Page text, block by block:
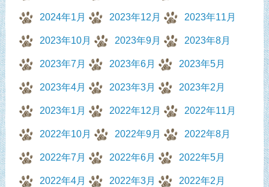
2024年1月 2023年12月 2023年11月
2023年10月 2023年9月 2023年8月
2023年7月 2023年6月 2023年5月
2023年4月 2023年3月 2023年2月
2023年1月 2022年12月 2022年11月
2022年10月 2022年9月 2022年8月
2022年7月 2022年6月 2022年5月
2022年4月 2022年3月 2022年2月